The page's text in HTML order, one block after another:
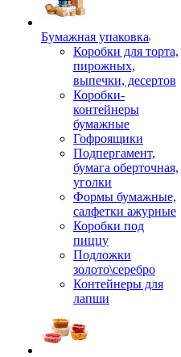
Бумажная упаковка
Коробки для торта,
пирожных,
выпечки, десертов
Коробки-
контейнеры
бумажные
Гофроящики
Подпергамент,
бумага оберточная,
уголки
Формы бумажные,
салфетки ажурные
Коробки под
пиццу
Подложки
золото\серебро
Контейнеры для
лапши